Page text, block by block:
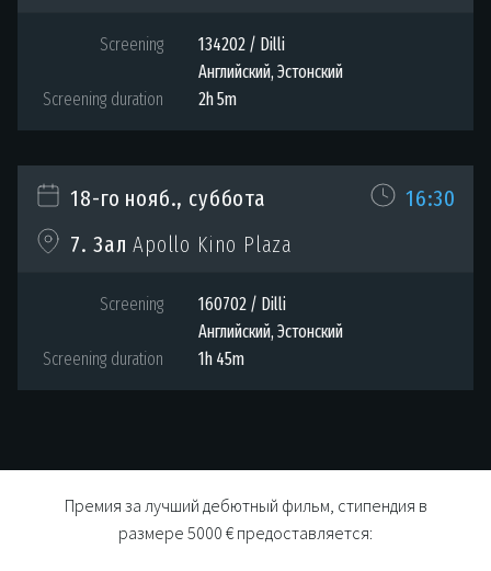
Премия за лучший дебютный фильм, стипендия в
размере 5000 € предоставляется:
Screening
134202 / Dilli
Английский, Эстонский
Screening duration
2h 5m
18-го нояб., суббота
16:30
7. Зал Apollo Kino Plaza
Screening
160702 / Dilli
Английский, Эстонский
Screening duration
1h 45m